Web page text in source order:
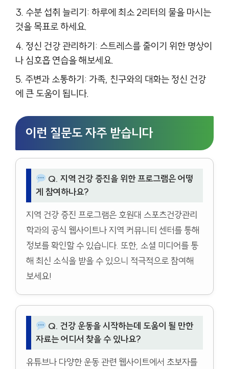
수분 섭취 늘리기: 하루에 최소 2리터의 물을 마시는
것을 목표로 하세요.
정신 건강 관리하기: 스트레스를 줄이기 위한 명상이
나 심호흡 연습을 해보세요.
주변과 소통하기: 가족, 친구와의 대화는 정신 건강
에 큰 도움이 됩니다.
이런 질문도 자주 받습니다
Q. 지역 건강 증진을 위한 프로그램은 어떻
게 참여하나요?
지역 건강 증진 프로그램은 호원대 스포츠건강관리
학과의 공식 웹사이트나 지역 커뮤니티 센터를 통해
정보를 확인할 수 있습니다. 또한, 소셜 미디어를 통
해 최신 소식을 받을 수 있으니 적극적으로 참여해
보세요!
Q. 건강 운동을 시작하는데 도움이 될 만한
자료는 어디서 찾을 수 있나요?
유튜브나 다양한 운동 관련 웹사이트에서 초보자를